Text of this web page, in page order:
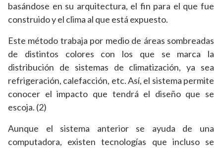
basándose en su arquitectura, el fin para el que fue
construido y el clima al que está expuesto.
Este método trabaja por medio de áreas sombreadas
de distintos colores con los que se marca la
distribución de sistemas de climatización, ya sea
refrigeración, calefacción, etc. Así, el sistema permite
conocer el impacto que tendrá el diseño que se
escoja. (2)
Aunque el sistema anterior se ayuda de una
computadora, existen tecnologías que incluso se